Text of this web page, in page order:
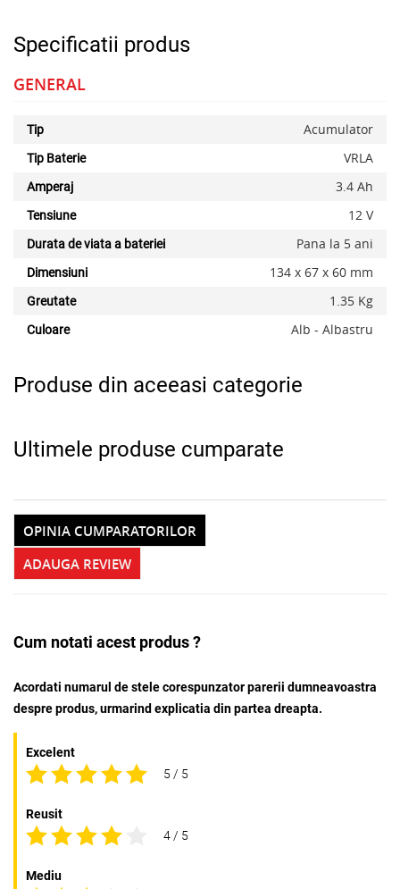
Specificatii produs
GENERAL
Tip Acumulator
Tip Baterie VRLA
Amperaj 3.4 Ah
Tensiune 12 V
Durata de viata a bateriei Pana la 5 ani
Dimensiuni 134 x 67 x 60 mm
Greutate 1.35 Kg
Culoare Alb - Albastru
Produse din aceeasi categorie
Ultimele produse cumparate
ADAUGA REVIEW
OPINIA CUMPARATORILOR
Cum notati acest produs ?
Acordati numarul de stele corespunzator parerii dumneavoastra
despre produs, urmarind explicatia din partea dreapta.
Excelent
5 / 5
Reusit
4 / 5
Mediu
x